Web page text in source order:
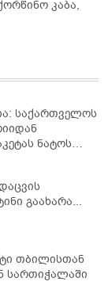
საქართველოს
ნატოს
გაახარა...
თბილისთან
ახლოს ანუ კოსმოსიდან სართიჭალაში